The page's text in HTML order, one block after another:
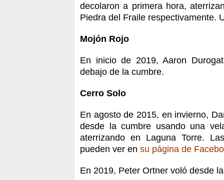
decolaron a primera hora,
Piedra del Fraile respectivamente.
Mojón Rojo
En inicio de 2019, Aaron
debajo de la cumbre.
Cerro Solo
En agosto de 2015, en invierno,
desde la cumbre usando una
aterrizando en Laguna Torre.
pueden ver en su página de
En 2019, Peter Ortner voló desde